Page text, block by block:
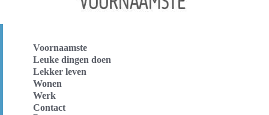
Voornaamste
Leuke dingen doen
Lekker leven
Wonen
Werk
Contact